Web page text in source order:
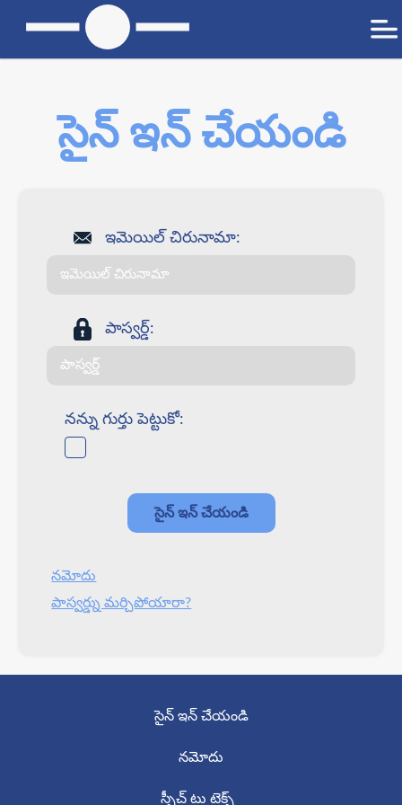
సైన్ ఇన్ చేయండి
ఇమెయిల్ చిరునామా:
పాస్వర్డ్:
నన్ను గుర్తు పెట్టుకో:
నమోదు
పాస్వర్డ్ను మర్చిపోయారా?
సైన్ ఇన్ చేయండి
నమోదు
స్పీచ్ టు టెక్స్ట్